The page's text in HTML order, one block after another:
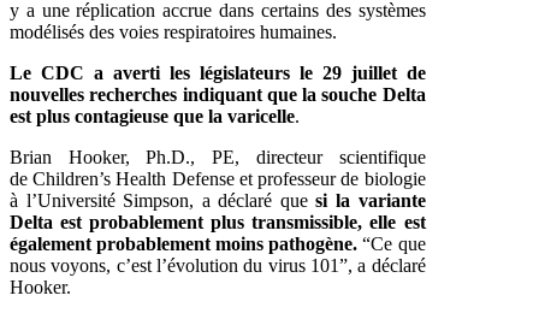
y a une réplication accrue dans certains des systèmes
modélisés des voies respiratoires humaines.
Le CDC a averti les législateurs le 29 juillet de
nouvelles recherches indiquant que la souche Delta
est plus contagieuse que la varicelle.
Brian Hooker, Ph.D., PE, directeur scientifique
deChildren’s Health Defenseet professeur de biologie
à l’Université Simpson, a déclaré quesi la variante
Delta est probablement plus transmissible, elle est
également probablement moins pathogène. “Ce que
nous voyons, c’est l’évolution du virus 101”, a déclaré
Hooker.